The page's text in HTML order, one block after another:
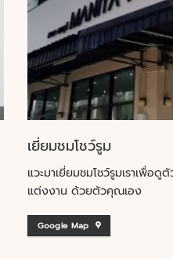
เยี่ยมชมโชว์รูม
แวะมาเยี่ยมชมโชว์รูมเราเพื่อดู
แต่งงาน ด้วยตัวคุณเอง
Google Map